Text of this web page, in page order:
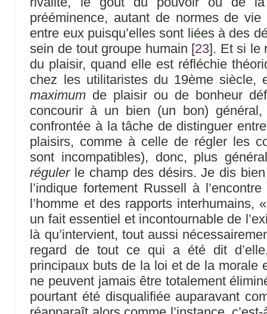
prééminence, autant de normes de
entre eux puisqu’elles sont liées à des
sein de tout groupe humain [23]. Et si le
du plaisir, quand elle est réfléchie
chez les utilitaristes du 19ème siècle,
maximum de plaisir ou de bonheur
concourir à un bien (un bon) général,
confrontée à la tâche de distinguer
plaisirs, comme à celle de régler les
sont incompatibles), donc, plus
régulerle champ des désirs. Je dis
l’indique fortement Russell à
l’homme et des rapports interhumains,
un fait essentiel et incontournable de
là qu’intervient, tout aussi
regard de tout ce qui a été dit
principaux buts de la loi et de la morale
ne peuvent jamais être totalement
pourtant été disqualifiée auparavant